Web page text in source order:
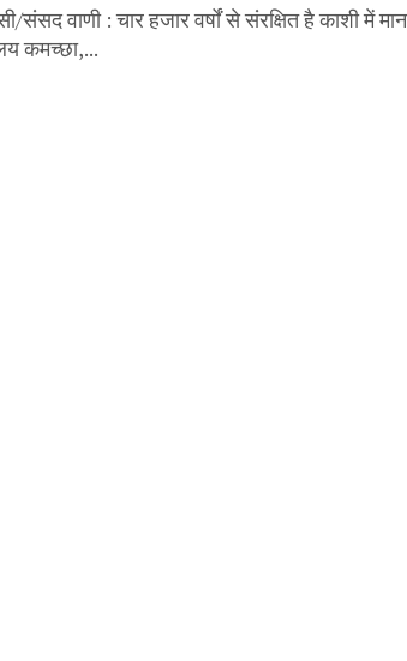
संसद वाणी : चार हजार वर्षों से संरक्षित है काशी में
कमच्छा,...